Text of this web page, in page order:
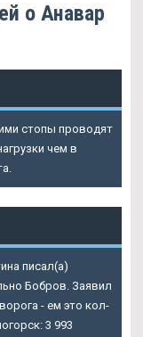
о Анавар
стопы проводят
чем в
писал(а)
Бобров. Заявил
- ем это кол-
3 993